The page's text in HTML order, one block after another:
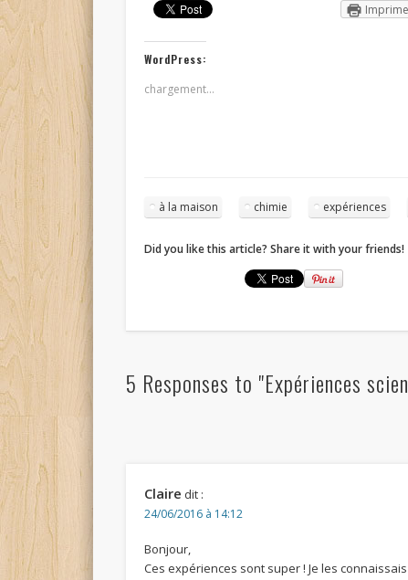
WordPress:
chargement…
à la maison chimie expériences
Did you like this article? Share it with your friends!
5 Responses to "Expériences
Claire dit :
24/06/2016 à 14:12
Bonjour,
Ces expériences sont super ! Je les